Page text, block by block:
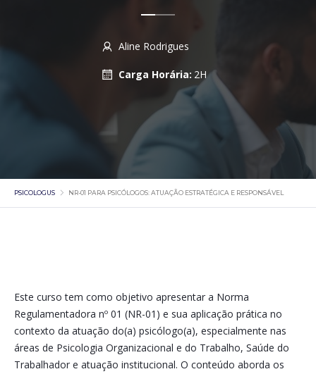
Aline Rodrigues
Carga Horária: 2H
PSICOLOGUS NR-01 PARA PSICÓLOGOS: ATUAÇÃO ESTRATÉGICA E RESPONSÁVEL
Este curso tem como objetivo apresentar a Norma
Regulamentadora nº 01 (NR-01) e sua aplicação prática no
contexto da atuação do(a) psicólogo(a), especialmente nas
áreas de Psicologia Organizacional e do Trabalho, Saúde do
Trabalhador e atuação institucional. O conteúdo aborda os